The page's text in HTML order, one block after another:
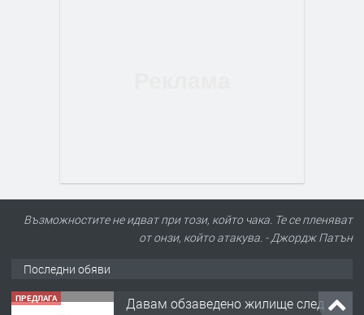
Възможностите не идват при този, който чака. Те се пленяват
от онзи, който атакува. - Джордж Патън
Последни обяви
ПРЕДЛАГА
Давам обзаведено жилище след